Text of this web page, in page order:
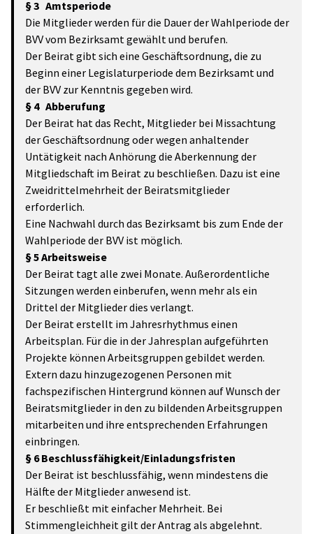
§ 3 Amtsperiode
Die Mitglieder werden für die Dauer der Wahlperiode der
BVV vom Bezirksamt gewählt und berufen.
Der Beirat gibt sich eine Geschäftsordnung, die zu
Beginn einer Legislaturperiode dem Bezirksamt und
der BVV zur Kenntnis gegeben wird.
§ 4 Abberufung
Der Beirat hat das Recht, Mitglieder bei Missachtung
der Geschäftsordnung oder wegen anhaltender
Untätigkeit nach Anhörung die Aberkennung der
Mitgliedschaft im Beirat zu beschließen. Dazu ist eine
Zweidrittelmehrheit der Beiratsmitglieder
erforderlich.
Eine Nachwahl durch das Bezirksamt bis zum Ende der
Wahlperiode der BVV ist möglich.
§ 5 Arbeitsweise
Der Beirat tagt alle zwei Monate. Außerordentliche
Sitzungen werden einberufen, wenn mehr als ein
Drittel der Mitglieder dies verlangt.
Der Beirat erstellt im Jahresrhythmus einen
Arbeitsplan. Für die in der Jahresplan aufgeführten
Projekte können Arbeitsgruppen gebildet werden.
Extern dazu hinzugezogenen Personen mit
fachspezifischen Hintergrund können auf Wunsch der
Beiratsmitglieder in den zu bildenden Arbeitsgruppen
mitarbeiten und ihre entsprechenden Erfahrungen
einbringen.
§ 6 Beschlussfähigkeit/Einladungsfristen
Der Beirat ist beschlussfähig, wenn mindestens die
Hälfte der Mitglieder anwesend ist.
Er beschließt mit einfacher Mehrheit. Bei
Stimmengleichheit gilt der Antrag als abgelehnt.